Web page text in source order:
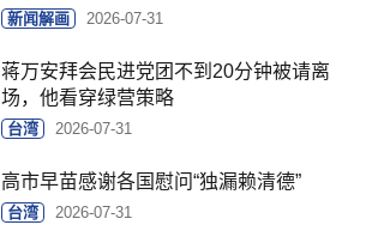
新闻解画 2026-07-31
蒋万安拜会民进党团不到20分钟被请离
场，他看穿绿营策略
台湾 2026-07-31
高市早苗感谢各国慰问“独漏赖清德”
台湾 2026-07-31